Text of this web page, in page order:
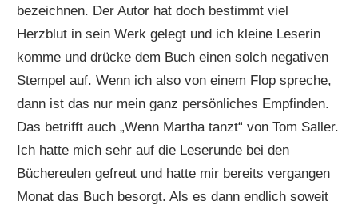
bezeichnen. Der Autor hat doch bestimmt viel
Herzblut in sein Werk gelegt und ich kleine Leserin
komme und drücke dem Buch einen solch negativen
Stempel auf. Wenn ich also von einem Flop spreche,
dann ist das nur mein ganz persönliches Empfinden.
Das betrifft auch „Wenn Martha tanzt“ von Tom Saller.
Ich hatte mich sehr auf die Leserunde bei den
Büchereulen gefreut und hatte mir bereits vergangen
Monat das Buch besorgt. Als es dann endlich soweit